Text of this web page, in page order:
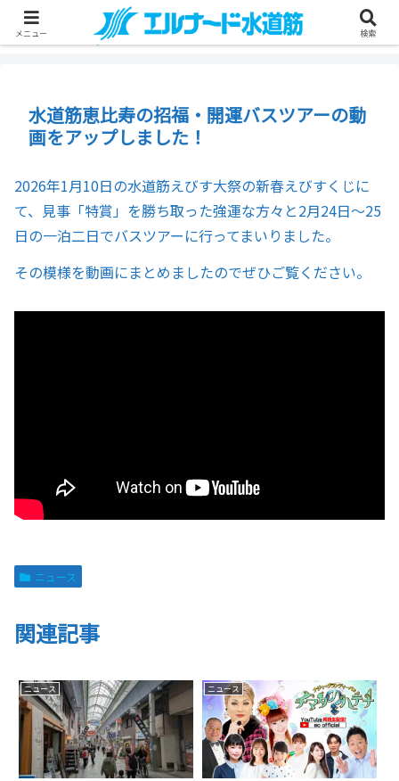
水道筋恵比寿の招福・開運バスツアーの動
画をアップしました！
2026年1月10日の水道筋えびす大祭の新春えびすくじに
て、見事「特賞」を勝ち取った強運な方々と2月24日～25
日の一泊二日でバスツアーに行ってまいりました。
その模様を動画にまとめましたのでぜひご覧ください。
ニュース
関連記事
ニュース ニュース
メニュー 検索